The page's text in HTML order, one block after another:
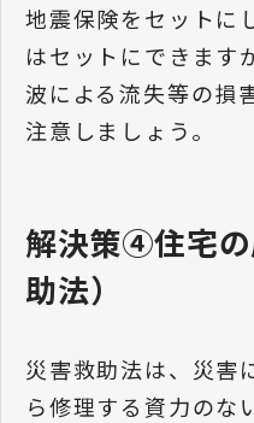
地震保険をセットに
はセットにできます
波による流失等の損
注意しましょう。
解決策④住宅
助法）
災害救助法は、災害
ら修理する資力のな